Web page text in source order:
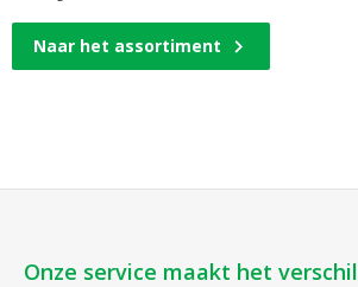
Naar het assortiment
Onze service maakt het verschil